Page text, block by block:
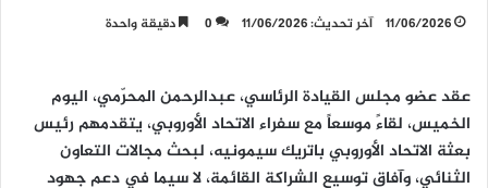
11/06/2026 آخر تحديث: 11/06/2026 0 دقيقة واحدة
عقد عضو مجلس القيادة الرئاسي، عبدالرحمن المحرّمي، اليوم
الخميس، لقاءً موسعاً مع سفراء الاتحاد الأوروبي، يتقدمهم رئيس
بعثة الاتحاد الأوروبي باتريك سيمونيه، لبحث مجالات التعاون
الثنائي، وآفاق توسيع الشراكة القائمة، لا سيما في دعم جهود